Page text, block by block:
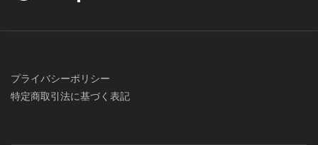
プライバシーポリシー
特定商取引法に基づく表記